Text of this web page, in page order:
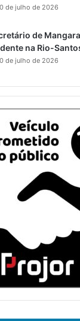
de julho de 2026
de
na Rio-
de julho de 2026